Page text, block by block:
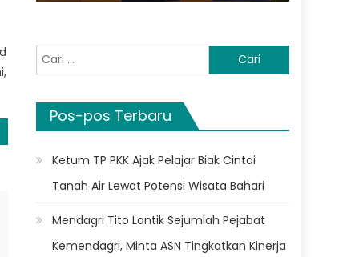
Cari
untuk:
Pos-pos Terbaru
Ketum TP PKK Ajak Pelajar Biak Cintai
Tanah Air Lewat Potensi Wisata Bahari
Mendagri Tito Lantik Sejumlah Pejabat
Kemendagri, Minta ASN Tingkatkan Kinerja